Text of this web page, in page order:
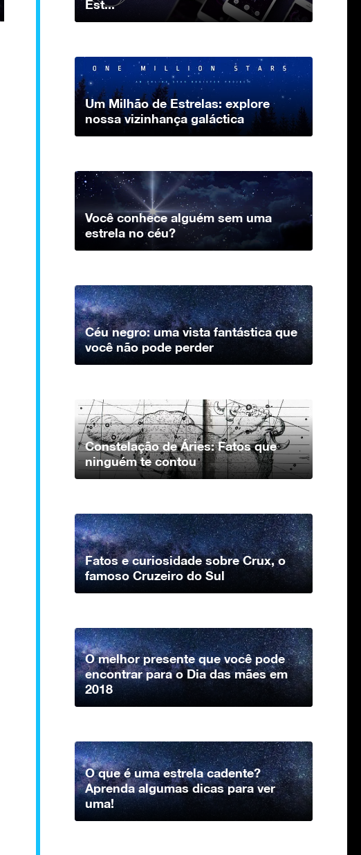
Est...
Um Milhão de Estrelas: explore
nossa vizinhança galáctica
Você conhece alguém sem uma
estrela no céu?
Céu negro: uma vista fantástica que
você não pode perder
Constelação de Áries: Fatos que
ninguém te contou
Fatos e curiosidade sobre Crux, o
famoso Cruzeiro do Sul
O melhor presente que você pode
encontrar para o Dia das mães em
2018
O que é uma estrela cadente?
Aprenda algumas dicas para ver
uma!